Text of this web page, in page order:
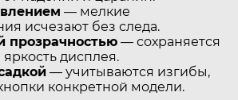
— мелкие
исчезают без следа.
прозрачностью — сохраняется
яркость дисплея.
— учитываются изгибы,
конкретной модели.